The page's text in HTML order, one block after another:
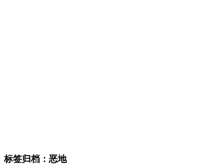
标签归档： 恶地